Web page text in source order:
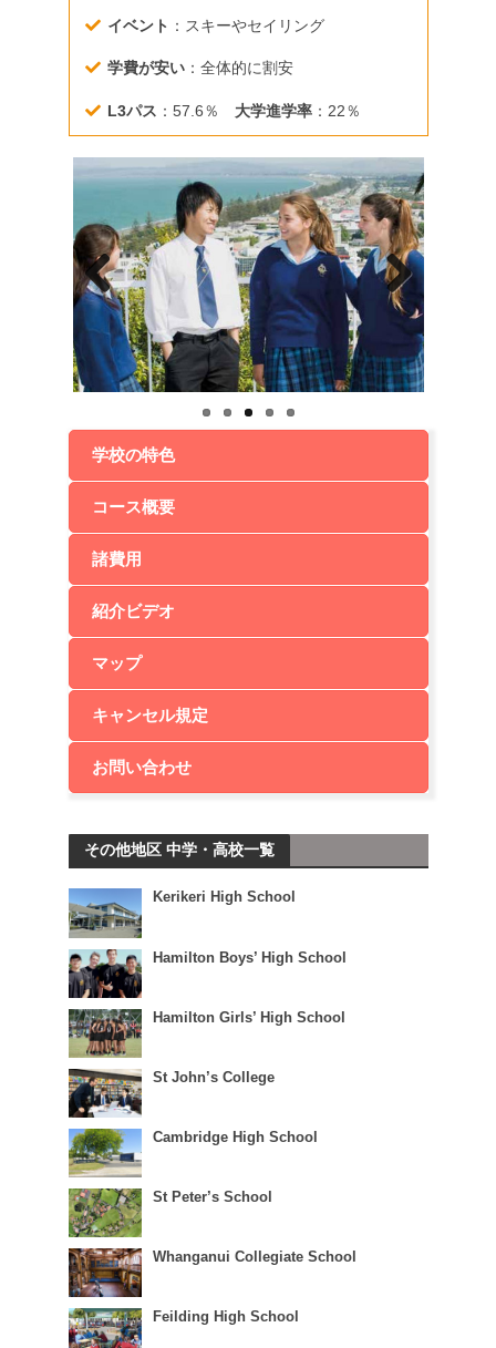
イベント ：スキーやセイリング
学費が安い ：全体的に割安
L3パス ：57.6％ 大学進学率 ：22％
Previ
ous
Next
学校の特色
コース概要
諸費用
紹介ビデオ
マップ
キャンセル規定
お問い合わせ
その他地区 中学・高校一覧
Kerikeri High School
Hamilton Boys’ High School
Hamilton Girls’ High School
St John’s College
Cambridge High School
St Peter’s School
Whanganui Collegiate School
Feilding High School